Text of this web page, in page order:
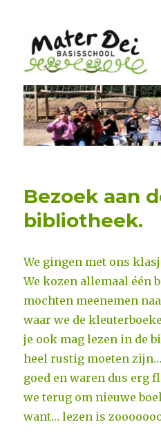
Mater Dei Genk
Bezoek aan
bibliotheek.
We gingen met ons
We kozen allemaal één
mochten meenemen
waar we de
je ook mag lezen in de
heel rustig moeten zijn…
goed en waren dus erg
we terug om nieuwe
want… lezen is